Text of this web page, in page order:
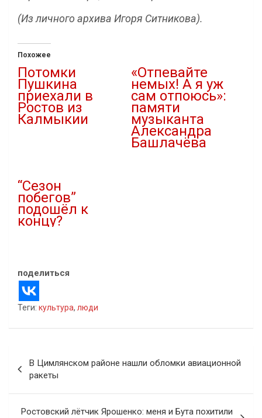
(Из личного архива Игоря Ситникова).
Похожее
Потомки
Пушкина
приехали в
Ростов из
Калмыкии
«Отпевайте
немых! А я уж
сам отпоюсь»:
памяти
музыканта
Александра
Башлачёва
“Сезон
побегов”
подошёл к
концу?
поделиться
Теги: культура, люди
по
записям
В Цимлянском районе нашли обломки авиационной
ракеты
Ростовский лётчик Ярошенко: меня и Бута похитили